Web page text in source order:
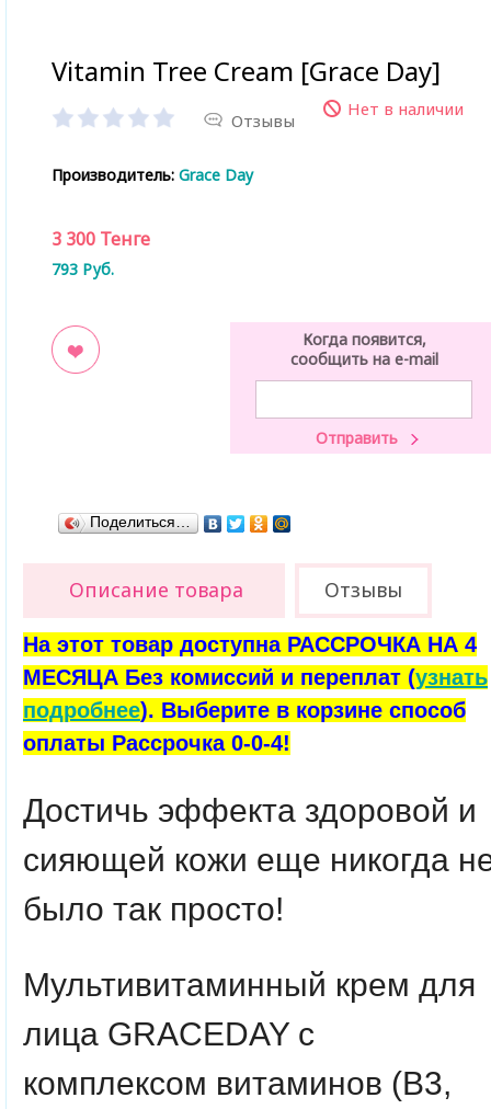
Vitamin Tree Cream [Grace Day]
Отзывы
Нет в наличии
Производитель: Grace Day
3 300 Тенге
793 Руб.
Когда появится,
сообщить на e-mail
Поделиться…
Описание товара Отзывы
На этот товар доступна РАССРОЧКА НА 4
МЕСЯЦА Без комиссий и переплат (узнать
подробнее). Выберите в корзине способ
оплаты Рассрочка 0-0-4!
Достичь эффекта здоровой и
сияющей кожи еще никогда
было так просто!
Мультивитаминный крем для
лица GRACEDAY с
комплексом витаминов (В3,